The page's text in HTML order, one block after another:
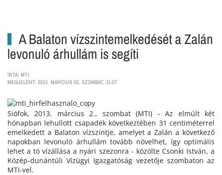
A Balaton vízszintemelkedését a Zalán
levonuló árhullám is segíti
ÍRTA: MTI
MEGJELENT: 2013. MÁRCIUS 02. SZOMBAT, 11:07
Siófok, 2013. március 2., szombat (MTI) - Az elmúlt két
hónapban lehullott csapadék következtében 31 centiméterrel
emelkedett a Balaton vízszintje, amelyet a Zalán a következő
napokban levonuló árhullám tovább növelhet, így optimális
lehet a tó vízállása a nyári szezonra - közölte Csonki István, a
Közép-dunántúli Vízügyi Igazgatóság vezetője szombaton az
MTI-vel.